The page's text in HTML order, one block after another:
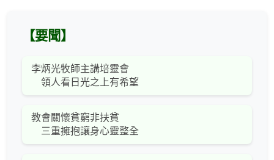
【要聞】
李炳光牧師主講培靈會
領人看日光之上有希望
教會關懷貧窮非扶貧
三重擁抱讓身心靈整全